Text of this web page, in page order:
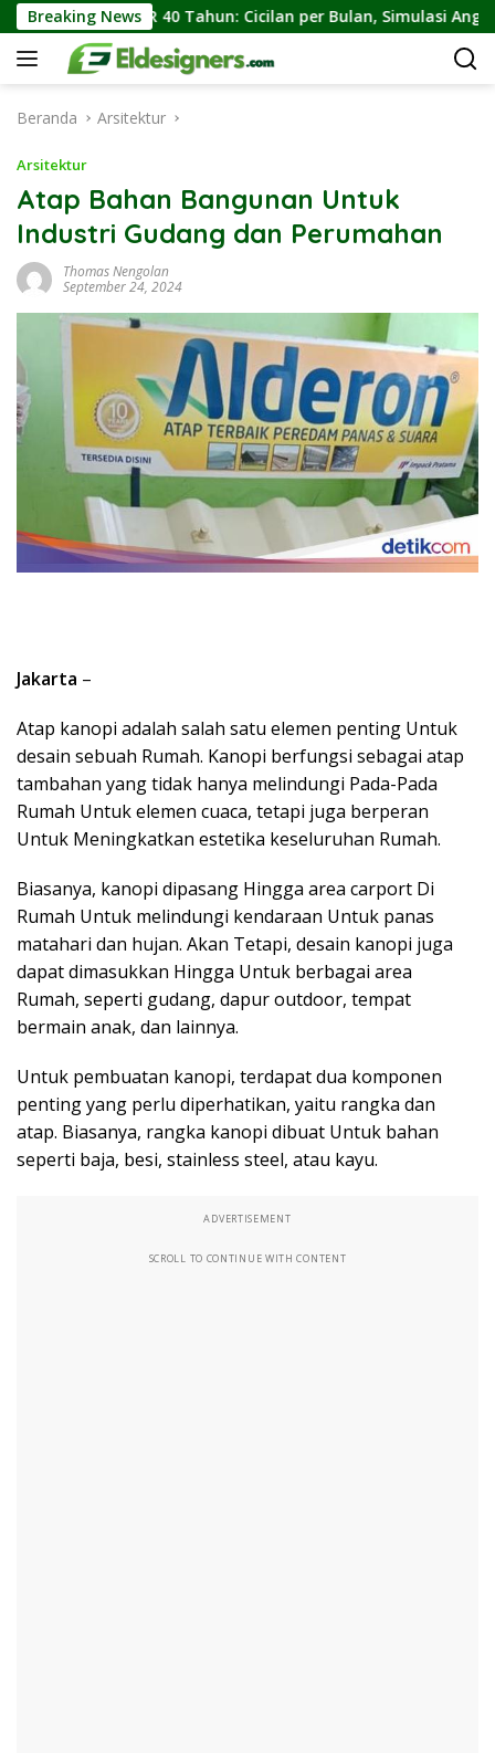
Langsung
ke
konten
Breaking News
KPR 40 Tahun: Cicilan per Bulan, Simulasi Angsuran, dan
Beranda Arsitektur
Arsitektur
Atap Bahan Bangunan Untuk
Industri Gudang dan Perumahan
Thomas Nengolan
September 24, 2024
Jakarta –
Atap kanopi adalah salah satu elemen penting Untuk
desain sebuah Rumah. Kanopi berfungsi sebagai atap
tambahan yang tidak hanya melindungi Pada-Pada
Rumah Untuk elemen cuaca, tetapi juga berperan
Untuk Meningkatkan estetika keseluruhan Rumah.
Biasanya, kanopi dipasang Hingga area carport Di
Rumah Untuk melindungi kendaraan Untuk panas
matahari dan hujan. Akan Tetapi, desain kanopi juga
dapat dimasukkan Hingga Untuk berbagai area
Rumah, seperti gudang, dapur outdoor, tempat
bermain anak, dan lainnya.
Untuk pembuatan kanopi, terdapat dua komponen
penting yang perlu diperhatikan, yaitu rangka dan
atap. Biasanya, rangka kanopi dibuat Untuk bahan
seperti baja, besi, stainless steel, atau kayu.
ADVERTISEMENT
SCROLL TO CONTINUE WITH CONTENT